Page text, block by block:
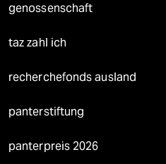
genossenschaft
taz zahl ich
recherchefonds ausland
panterstiftung
panterpreis 2026